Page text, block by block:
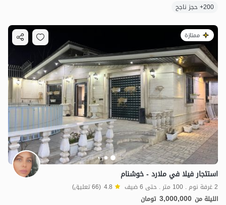
200+ حجز ناجح
ممتازة
استئجار فيلا في ملارد - خوشنام
2 غرفة نوم . 100 متر . حتى 6 ضيف 4.8 (66 تعليق)
الليلة من 3,000,000 تومان